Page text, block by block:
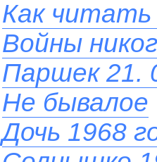
Как
Войны
Паршек 21.
Не бывалое
Дочь 1968